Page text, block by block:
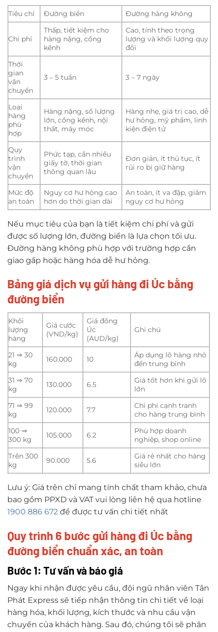
Tiêu chí Đường biển Đường hàng không
Chi phí
Thấp, tiết kiệm cho
hàng nặng, cồng
kềnh
Cao, tính theo trọng
lượng và khối lượng quy
đổi
Thời
gian
vận
chuyển
3 – 5 tuần 3 – 7 ngày
Loại
hàng
phù
hợp
Hàng nặng, số lượng
lớn, cồng kềnh, nội
thất, máy móc
Hàng nhẹ, giá trị cao, dễ
hư hỏng, mỹ phẩm, linh
kiện điện tử
Quy
trình
vận
chuyển
Phức tạp, cần nhiều
giấy tờ, thời gian
thông quan lâu
Đơn giản, ít thủ tục, ít
rủi ro bị giữ hàng
Mức độ
an toàn
Nguy cơ hư hỏng cao
hơn do thời gian dài
An toàn, ít va đập, giảm
nguy cơ hư hỏng
Nếu mục tiêu của bạn là tiết kiệm chi phí và gửi
được số lượng lớn, đường biển là lựa chọn tối ưu.
Đường hàng không phù hợp với trường hợp cần
giao gấp hoặc hàng hóa dễ hư hỏng.
Bảng giá dịch vụ gửi hàng đi Úc bằng
đường biển
Khối
lượng
hàng
Giá cước
(VND/kg)
Giá đồng
Úc
(AUD/kg)
Ghi chú
21 ⇒ 30
kg
160.000 10
Áp dụng lô hàng nhỏ
đến trung bình
31 ⇒ 70
kg
130.000 6.5
Giá tốt hơn khi gửi lô
lớn
71 ⇒ 99
kg
120.000 7.7
Chi phí cạnh tranh
cho hàng trung bình
100 ⇒
300 kg
105.000 6.2
Phù hợp doanh
nghiệp, shop online
Trên 300
kg
90.000 5.6
Giá rẻ nhất cho hàng
siêu lớn
Lưu ý: Giá trên chỉ mang tính chất tham khảo, chưa
bao gồm PPXD và VAT vui lòng liên hệ qua hotline
1900 886 672 để được tư vấn chi tiết nhất
Quy trình 6 bước gửi hàng đi Úc bằng
đường biển chuẩn xác, an toàn
Bước 1: Tư vấn và báo giá
Ngay khi nhận được yêu cầu, đội ngũ nhân viên Tân
Phát Express sẽ tiếp nhận thông tin chi tiết về loại
hàng hóa, khối lượng, kích thước và nhu cầu vận
chuyển của khách hàng. Sau đó, chúng tôi sẽ phân